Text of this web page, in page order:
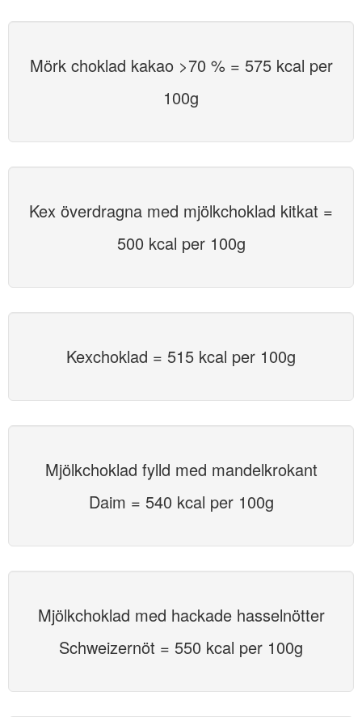
Mörk choklad kakao >70 % = 575 kcal per
100g
Kex överdragna med mjölkchoklad kitkat =
500 kcal per 100g
Kexchoklad = 515 kcal per 100g
Mjölkchoklad fylld med mandelkrokant
Daim = 540 kcal per 100g
Mjölkchoklad med hackade hasselnötter
Schweizernöt = 550 kcal per 100g